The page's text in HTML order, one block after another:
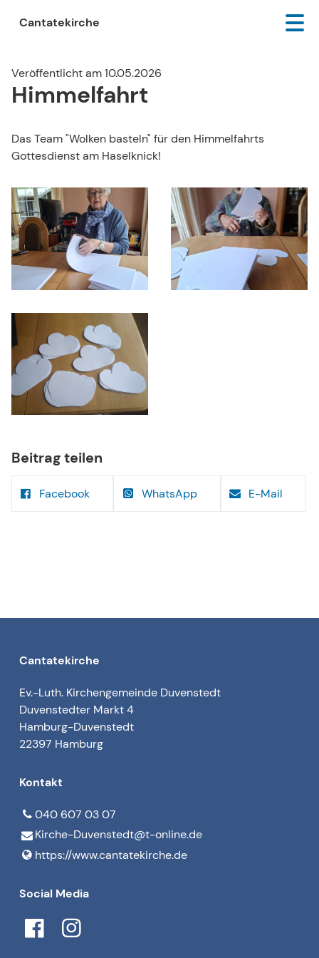
Cantatekirche
Veröffentlicht am 10.05.2026
Himmelfahrt
Das Team "Wolken basteln" für den Himmelfahrts
Gottesdienst am Haselknick!
Beitrag teilen
Facebook WhatsApp E-Mail
Cantatekirche
Ev.-Luth. Kirchengemeinde Duvenstedt
Duvenstedter Markt 4
Hamburg-Duvenstedt
22397 Hamburg
Kontakt
040 607 03 07
Kirche-Duvenstedt@​t-online.​de
https://www.​cantatekirche.​de
Social Media